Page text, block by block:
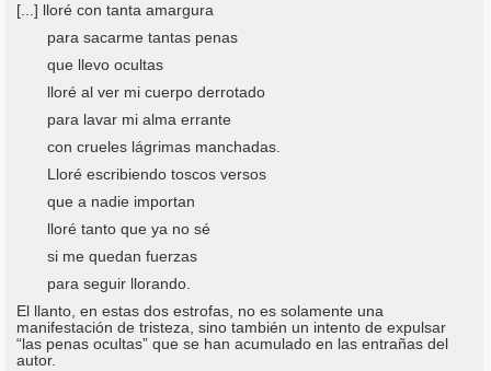
[...] lloré con tanta amargura
para sacarme tantas penas
que llevo ocultas
lloré al ver mi cuerpo derrotado
para lavar mi alma errante
con crueles lágrimas manchadas.
Lloré escribiendo toscos versos
que a nadie importan
lloré tanto que ya no sé
si me quedan fuerzas
para seguir llorando.
El llanto, en estas dos estrofas, no es solamente una
manifestación de tristeza, sino también un intento de expulsar
“las penas ocultas” que se han acumulado en las entrañas del
autor.